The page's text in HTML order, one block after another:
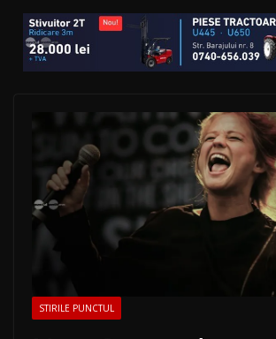
STIRILE PUNCTUL